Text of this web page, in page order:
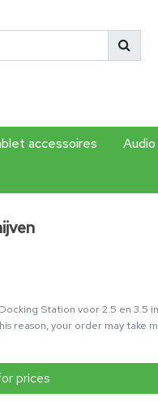
accessoires
Station voor 2.5 en 3.5
reason, your order may take
prices